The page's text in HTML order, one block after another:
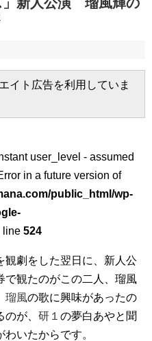
ト広告を利用していま
user_level - assumed
in a future version of
public_html/wp-
line 524
観劇をした翌日に、新人公
で観たのがこの二人、瑠風
瑠風の歌に興味があったの
が、 研１ の夢白あやと聞
いたからです。